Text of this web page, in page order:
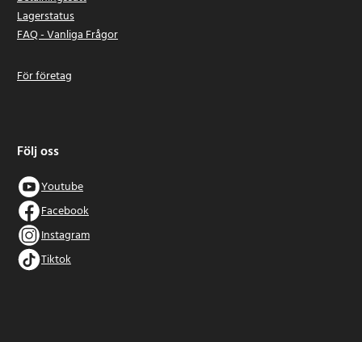
Lagerstatus
FAQ - Vanliga Frågor
För företag
Följ oss
Youtube
Facebook
Instagram
Tiktok